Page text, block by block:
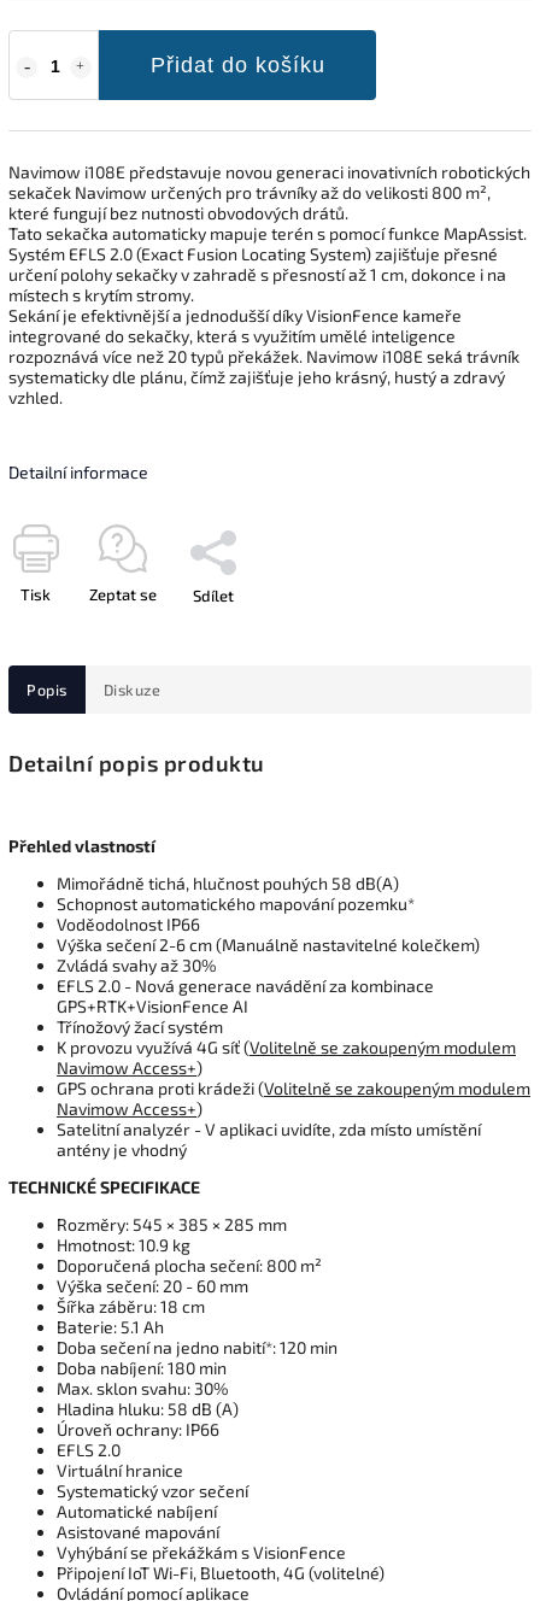
Přidat do košíku
Navimow i108E představuje novou generaci inovativních robotických
sekaček Navimow určených pro trávníky až do velikosti 800 m²,
které fungují bez nutnosti obvodových drátů.
Tato sekačka automaticky mapuje terén s pomocí funkce MapAssist.
Systém EFLS 2.0 (Exact Fusion Locating System) zajišťuje přesné
určení polohy sekačky v zahradě s přesností až 1 cm, dokonce i na
místech s krytím stromy.
Sekání je efektivnější a jednodušší díky VisionFence kameře
integrované do sekačky, která s využitím umělé inteligence
rozpoznává více než 20 typů překážek. Navimow i108E seká trávník
systematicky dle plánu, čímž zajišťuje jeho krásný, hustý a zdravý
vzhled.
Detailní informace
Tisk Zeptat se Sdílet
Popis Diskuze
Detailní popis produktu
Přehled vlastností
Mimořádně tichá, hlučnost pouhých 58 dB(A)
Schopnost automatického mapování pozemku*
Voděodolnost IP66
Výška sečení 2-6 cm (Manuálně nastavitelné kolečkem)
Zvládá svahy až 30%
EFLS 2.0 - Nová generace navádění za kombinace
GPS+RTK+VisionFence AI
Třínožový žací systém
K provozu využívá 4G síť (Volitelně se zakoupeným modulem
Navimow Access+)
GPS ochrana proti krádeži (Volitelně se zakoupeným modulem
Navimow Access+)
Satelitní analyzér - V aplikaci uvidíte, zda místo umístění
antény je vhodný
TECHNICKÉ SPECIFIKACE
Rozměry: 545 × 385 × 285 mm
Hmotnost: 10.9 kg
Doporučená plocha sečení: 800 m²
Výška sečení: 20 - 60 mm
Šířka záběru: 18 cm
Baterie: 5.1 Ah
Doba sečení na jedno nabití*: 120 min
Doba nabíjení: 180 min
Max. sklon svahu: 30%
Hladina hluku: 58 dB (A)
Úroveň ochrany: IP66
EFLS 2.0
Virtuální hranice
Systematický vzor sečení
Automatické nabíjení
Asistované mapování
Vyhýbání se překážkám s VisionFence
Připojení IoT Wi-Fi, Bluetooth, 4G (volitelné)
Ovládání pomocí aplikace